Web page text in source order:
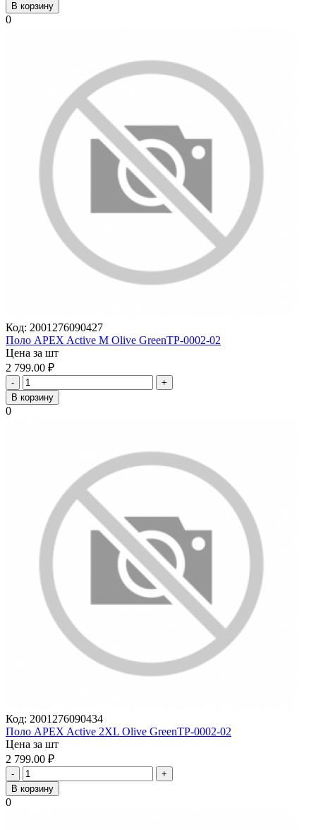
В корзину
0
Код: 2001276090427
Поло APEX Active M Olive GreenTP-0002-02
Цена за шт
2 799.00 ₽
-
+
В корзину
0
Код: 2001276090434
Поло APEX Active 2XL Olive GreenTP-0002-02
Цена за шт
2 799.00 ₽
-
+
В корзину
0